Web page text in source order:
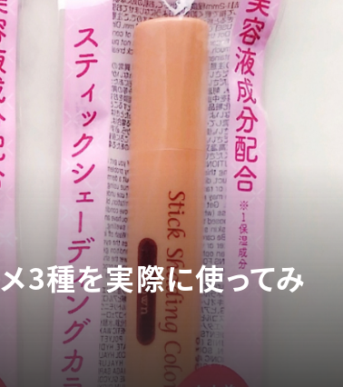
3種を実際に使ってみ